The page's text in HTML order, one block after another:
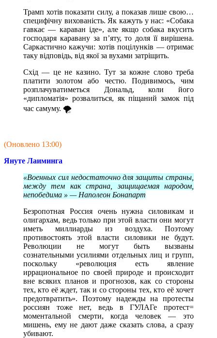
Трамп хотів показати силу, а показав лише свою…
специфічну вихованість. Як кажуть у нас: «Собака
гавкає — караван іде», але якщо собака вкусить
господаря каравану за п’яту, то доля її вирішена.
Саркастично кажучи: хотів поцілунків — отримає
таку відповідь, від якої за вухами затріщить.
Схід — це не казино. Тут за кожне слово треба
платити золотом або честю. Подивимось, чим
розплачуватиметься Дональд, коли його
«дипломатія» розвалиться, як піщаний замок під
час самуму. 🌪️
(Оновлено 13:00)
Януте Лаиминга
«Военных сил недостаточно для защиты страны,
между тем как страна, защищаемая народом,
непобедима » — Наполеон Бонапарт
Безропотная Россия очень нужна силовикам и
олигархам, ведь только при этой власти они могут
иметь миллиарды из воздуха. Поэтому
противостоять этой власти силовики не будут.
Революции не могут быть вызваны
сознательными усилиями отдельных лиц и групп,
поскольку «революция есть явление
иррациональное по своей природе и происходит
вне всяких планов и прогнозов, как со стороны
тех, кто её ждет, так и со стороны тех, кто её хочет
предотвратить». Поэтому надежды на протесты
россиян тоже нет, ведь в ГУЛАГе протест=
моментальной смерти, когда человек — это
мишень, ему не дают даже сказать слова, а сразу
убивают.